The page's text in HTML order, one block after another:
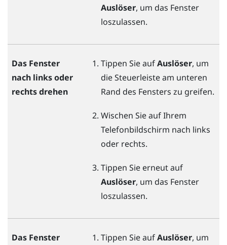
Auslöser, um das Fenster
loszulassen.
Das Fenster
nach links oder
rechts drehen
Tippen Sie aufAuslöser, um
die Steuerleiste am unteren
Rand des Fensters zu greifen.
Wischen Sie auf Ihrem
Telefonbildschirm nach links
oder rechts.
Tippen Sie erneut auf
Auslöser, um das Fenster
loszulassen.
Das Fenster
Tippen Sie aufAuslöser, um